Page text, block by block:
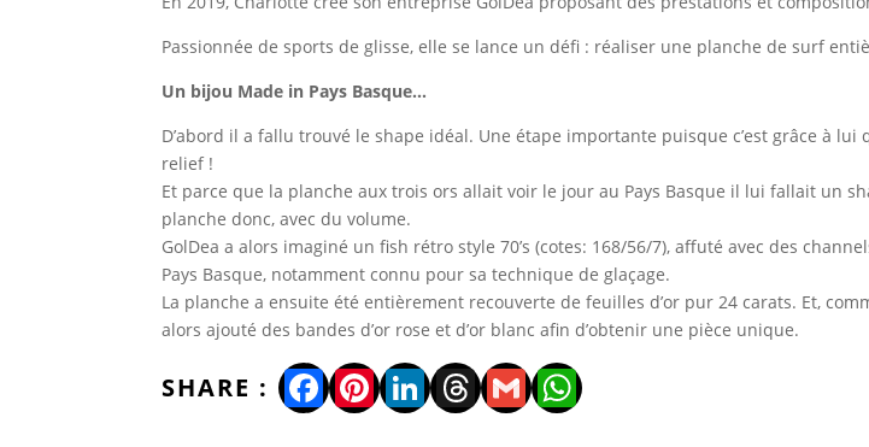
Passionnée de sports de glisse, elle se lance un défi : réaliser une planche de surf
Un bijou Made in Pays Basque…
D’abord il a fallu trouvé le shape idéal. Une étape importante puisque c’est grâce à
relief !
Et parce que la planche aux trois ors allait voir le jour au Pays Basque il lui fallait un
planche donc, avec du volume.
GolDea a alors imaginé un fish rétro style 70’s (cotes: 168/56/7), affuté avec des
Pays Basque, notamment connu pour sa technique de glaçage.
La planche a ensuite été entièrement recouverte de feuilles d’or pur 24 carats. Et,
alors ajouté des bandes d’or rose et d’or blanc afin d’obtenir une pièce unique.
Facebook
Pinterest
LinkedIn
Threads
GmailWhatsApp